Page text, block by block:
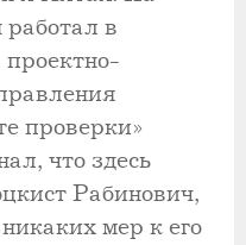
в
проверки»
что здесь
Рабинович,
мер к его